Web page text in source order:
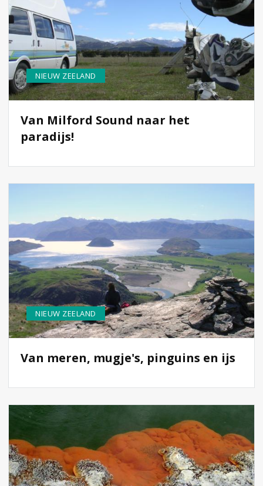
Van Milford Sound naar het
paradijs!
NIEUW ZEELAND
Van meren, mugje's, pinguins en ijs
NIEUW ZEELAND